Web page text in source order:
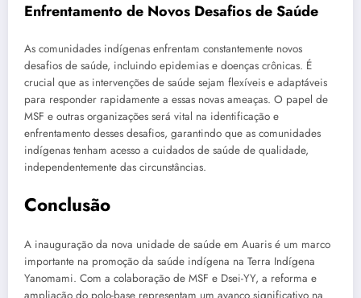
Enfrentamento de Novos Desafios de Saúde
As comunidades indígenas enfrentam constantemente novos
desafios de saúde, incluindo epidemias e doenças crônicas. É
crucial que as intervenções de saúde sejam flexíveis e adaptáveis
para responder rapidamente a essas novas ameaças. O papel de
MSF e outras organizações será vital na identificação e
enfrentamento desses desafios, garantindo que as comunidades
indígenas tenham acesso a cuidados de saúde de qualidade,
independentemente das circunstâncias.
Conclusão
A inauguração da nova unidade de saúde em Auaris é um marco
importante na promoção da saúde indígena na Terra Indígena
Yanomami. Com a colaboração de MSF e Dsei-YY, a reforma e